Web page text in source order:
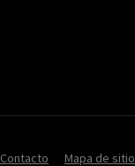
Contacto Mapa de sitio